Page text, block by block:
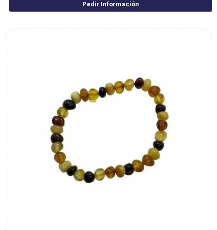
Pedir Información